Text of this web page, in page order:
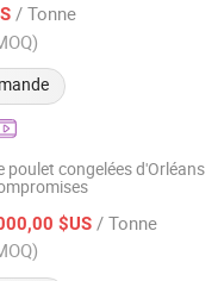
/ Tonne
2025
poulet congelées d'Orléans
$US / Tonne
Co, Ltd.
2025